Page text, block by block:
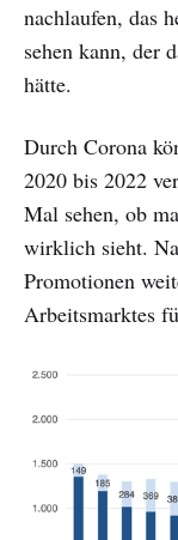
nachlaufen, das
sehen kann, der
hätte.
Durch Corona
2020 bis 2022
Mal sehen, ob
wirklich sieht.
Promotionen
Arbeitsmarktes